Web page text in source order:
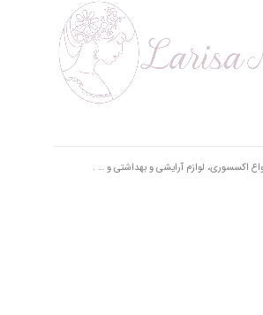
اکسسوری، لوازم آرایشی و بهداشتی و … .